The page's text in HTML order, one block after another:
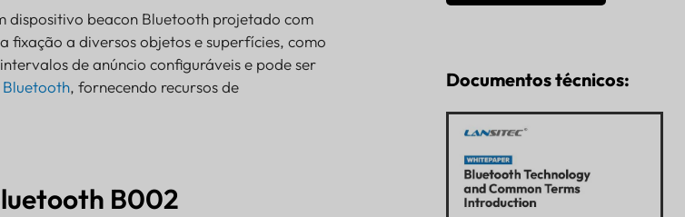
dispositivo beacon Bluetooth projetado com
fixação a diversos objetos e superfícies, como
de anúncio configuráveis e pode ser
, fornecendo recursos de
B002
Documentos técnicos: